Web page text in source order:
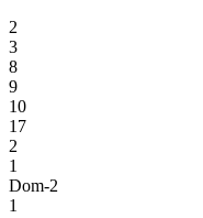
2
3
8
9
10
17
2
1
Dom-2
1